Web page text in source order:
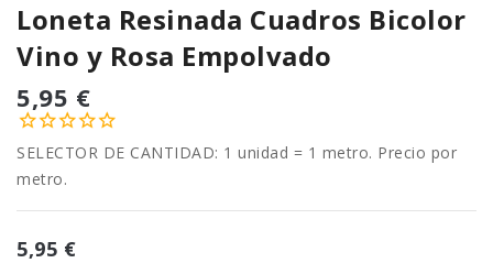
Loneta Resinada Cuadros Bicolor
Vino y Rosa Empolvado
5,95 €
SELECTOR DE CANTIDAD: 1 unidad = 1 metro. Precio por
metro.
5,95 €